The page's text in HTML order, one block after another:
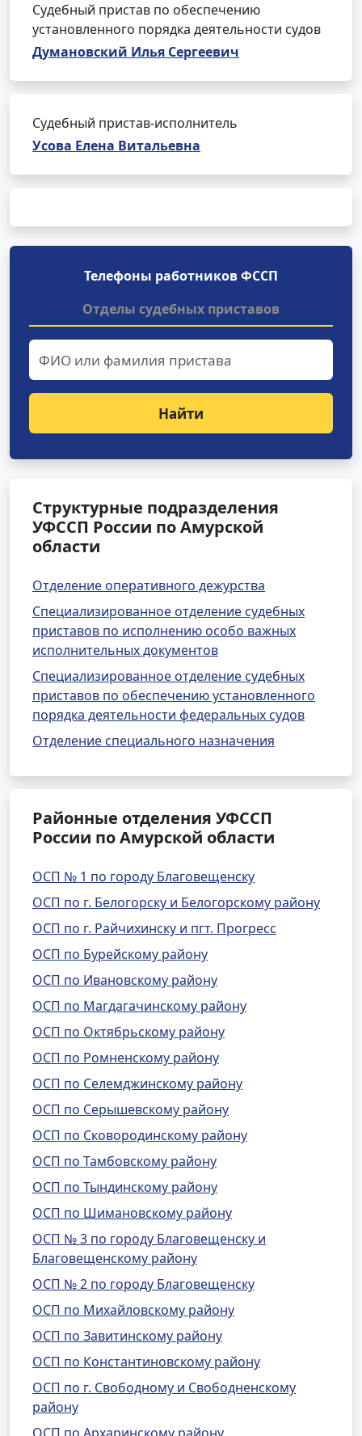
Судебный пристав по обеспечению
установленного порядка деятельности судов
Думановский Илья Сергеевич
Судебный пристав-исполнитель
Усова Елена Витальевна
Телефоны работников ФССП
Отделы судебных приставов
Найти
Структурные подразделения
УФССП России по Амурской
области
Отделение оперативного дежурства
Специализированное отделение судебных
приставов по исполнению особо важных
исполнительных документов
Специализированное отделение судебных
приставов по обеспечению установленного
порядка деятельности федеральных судов
Отделение специального назначения
Районные отделения УФССП
России по Амурской области
ОСП № 1 по городу Благовещенску
ОСП по г. Белогорску и Белогорскому району
ОСП по г. Райчихинску и пгт. Прогресс
ОСП по Бурейскому району
ОСП по Ивановскому району
ОСП по Магдагачинскому району
ОСП по Октябрьскому району
ОСП по Ромненскому району
ОСП по Селемджинскому району
ОСП по Серышевскому району
ОСП по Сковородинскому району
ОСП по Тамбовскому району
ОСП по Тындинскому району
ОСП по Шимановскому району
ОСП № 3 по городу Благовещенску и
Благовещенскому району
ОСП № 2 по городу Благовещенску
ОСП по Михайловскому району
ОСП по Завитинскому району
ОСП по Константиновскому району
ОСП по г. Свободному и Свободненскому
району